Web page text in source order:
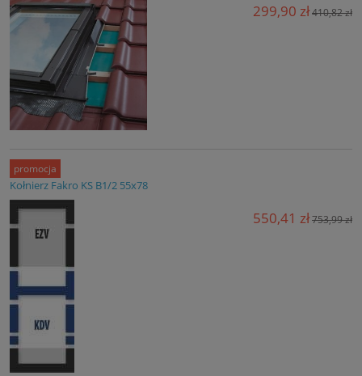
299,90 zł410,82 zł
Kołnierz Fakro KS B1/2 55x78
550,41 zł753,99 zł
promocja